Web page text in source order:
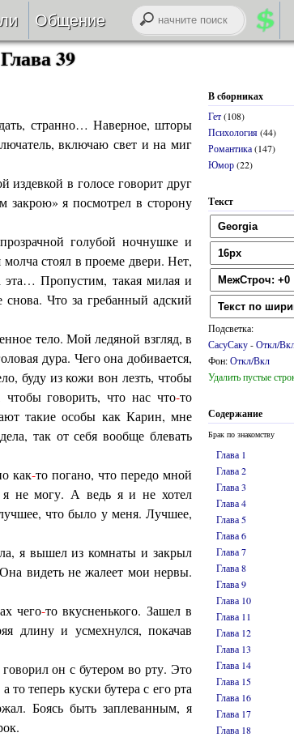
Общение
Блог
Авторизация
войти через
регистрация
забыли логин или
39
В сборниках
Гет(108)
Психология(44)
Романтика(147)
Юмор(22)
Текст
Подсветка:
СасуСаку-Откл/
Фон:Откл/Вкл
Удалить пустые
Содержание
Брак по знакомству
Глава 1
Глава 2
Глава 3
Глава 4
Глава 5
Глава 6
Глава 7
Глава 8
Глава 9
Глава 10
Глава 11
Глава 12
Глава 13
Глава 14
Глава 15
Глава 16
Глава 17
Глава 18
странно… Наверное, шторы
включаю свет и на миг
издевкой в голосе говорит друг
закрою» я посмотрел в сторону
голубой ночнушке и
стоял в проеме двери. Нет,
эта… Пропустим, такая милая и
Что за гребанный адский
тело. Мой ледяной взгляд, в
дура. Чего она добивается,
буду из кожи вон лезть, чтобы
говорить, что нас что-то
такие особы как Карин, мне
так от себя вообще блевать
как-то погано, что передо мной
не могу. А ведь я и не хотел
что было у меня. Лучшее,
я вышел из комнаты и закрыл
видеть не жалеет мои нервы.
чего-то вкусненького. Зашел в
длину и усмехнулся, покачав
он с бутером во рту. Это
теперь куски бутера с его рта
Боясь быть заплеванным, я